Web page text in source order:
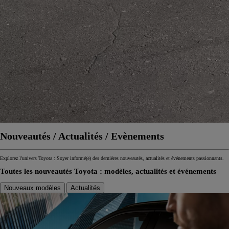
Nouveautés / Actualités / Evènements
Explorez l'univers Toyota : Soyer informé(e) des dernières nouveautés, actualités et événements passionnants.
Toutes les nouveautés Toyota : modèles, actualités et événements
Nouveaux modèles Actualités